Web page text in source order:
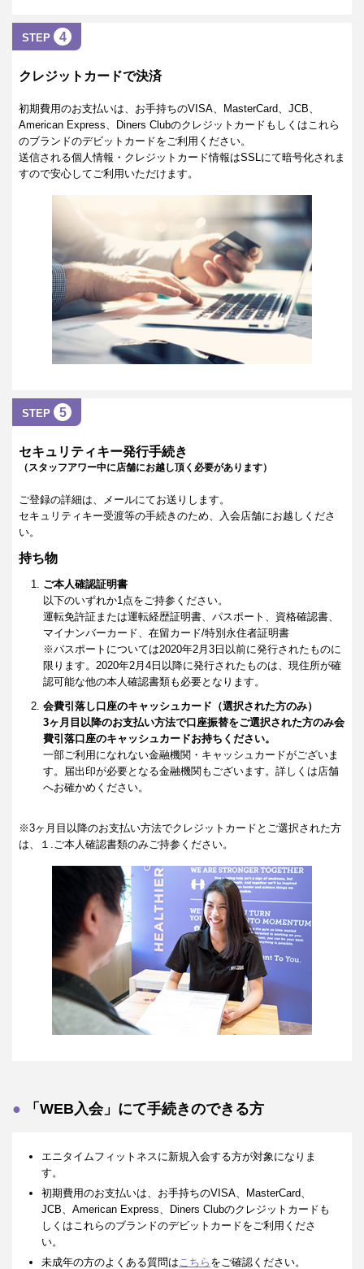
STEP 4
クレジットカードで決済
初期費用のお支払いは、お手持ちのVISA、MasterCard、JCB、
American Express、Diners Clubのクレジットカードもしくはこれら
のブランドのデビットカードをご利用ください。
送信される個人情報・クレジットカード情報はSSLにて暗号化されま
すので安心してご利用いただけます。
STEP 5
セキュリティキー発行手続き
（スタッフアワー中に店舗にお越し頂く必要があります）
ご登録の詳細は、メールにてお送りします。
セキュリティキー受渡等の手続きのため、入会店舗にお越しくださ
い。
持ち物
ご本人確認証明書
以下のいずれか1点をご持参ください。
運転免許証または運転経歴証明書、パスポート、資格確認書、
マイナンバーカード、在留カード/特別永住者証明書
※パスポートについては2020年2月3日以前に発行されたものに
限ります。2020年2月4日以降に発行されたものは、現住所が確
認可能な他の本人確認書類も必要となります。
会費引落し口座のキャッシュカード（選択された方のみ）
3ヶ月目以降のお支払い方法で口座振替をご選択された方のみ会
費引落口座のキャッシュカードお持ちください。
一部ご利用になれない金融機関・キャッシュカードがございま
す。届出印が必要となる金融機関もございます。詳しくは店舗
へお確かめください。
※3ヶ月目以降のお支払い方法でクレジットカードとご選択された方
は、１.ご本人確認書類のみご持参ください。
「WEB入会」にて手続きのできる方
エニタイムフィットネスに新規入会する方が対象になりま
す。
初期費用のお支払いは、お手持ちのVISA、MasterCard、
JCB、American Express、Diners Clubのクレジットカードも
しくはこれらのブランドのデビットカードをご利用くださ
い。
未成年の方のよくある質問はこちら をご確認ください。